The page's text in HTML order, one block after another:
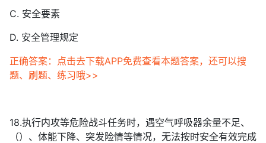
C. 安全要素
D. 安全管理规定
正确答案：点击去下载APP免费查看本题答案，还可以搜
题、刷题、练习哦>>
18.执行内攻等危险战斗任务时，遇空气呼吸器余量不足、
（）、体能下降、突发险情等情况，无法按时安全有效完成